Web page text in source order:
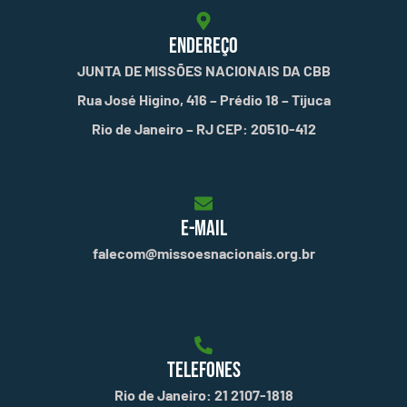
ENDEREÇO
JUNTA DE MISSÕES NACIONAIS DA CBB
Rua José Higino, 416 – Prédio 18 – Tijuca
Rio de Janeiro – RJ CEP: 20510-412
E-MAIL
falecom@missoesnacionais.org.br
TELEFONES
Rio de Janeiro: 21 2107-1818